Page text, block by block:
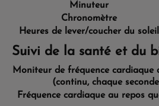
Minuteur
Chronomètre
Heures de lever/coucher du soleil
Suivi de la santé et du
Moniteur de fréquence cardiaque
(continu, chaque
Fréquence cardiaque au repos